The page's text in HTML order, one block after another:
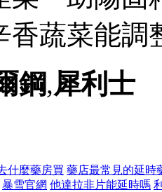
香蔬菜能調
鋼,犀利士
什麼藥房買 藥店最常見的延時
暴雪官網 他達拉非片能延時嗎